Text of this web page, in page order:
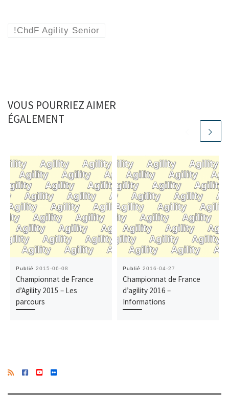
!ChdF Agility Senior
VOUS POURRIEZ AIMER
ÉGALEMENT
Publié 2015-06-08
Championnat de France
d’Agility 2015 – Les
parcours
Publié 2016-04-27
Championnat de France
d’agility 2016 –
Informations